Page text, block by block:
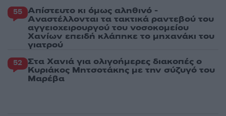
55 Απίστευτο κι όμως αληθινό -
Aναστέλλονται τα τακτικά ραντεβού του
αγγειοχειρουργού του νοσοκομείου
Χανίων επειδή κλάπηκε το μηχανάκι του
γιατρού
52 Στα Χανιά για ολιγοήμερες διακοπές ο
Κυριάκος Μητσοτάκης με την σύζυγό του
Μαρέβα